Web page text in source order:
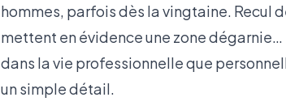
hommes, parfois dès la vingtaine. Recul
mettent en évidence une zone
dans la vie professionnelle que
un simple détail.